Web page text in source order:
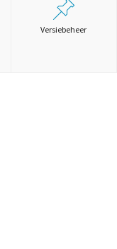
Versiebeheer